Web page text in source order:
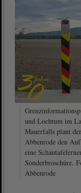
und Lochtum im
Mauerfalls plant
Abbenrode den
eine
Sonderbroschüre.
Abbenrode